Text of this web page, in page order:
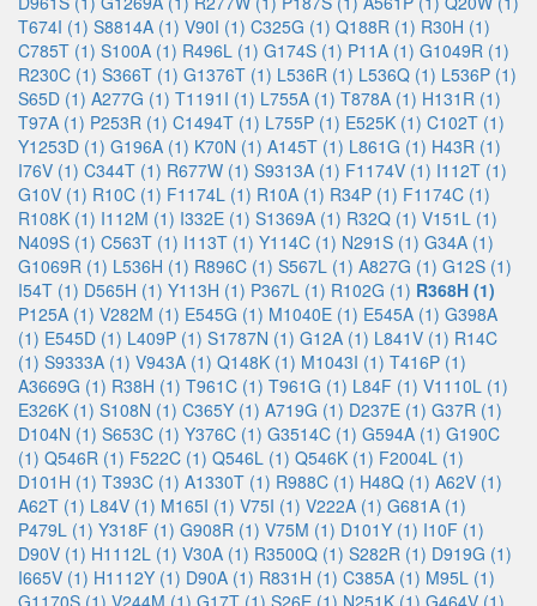
T674I (1) S8814A (1) V90I (1) C325G (1) Q188R (1) R30H (1)
C785T (1) S100A (1) R496L (1) G174S (1) P11A (1) G1049R (1)
R230C (1) S366T (1) G1376T (1) L536R (1) L536Q (1) L536P (1)
S65D (1) A277G (1) T1191I (1) L755A (1) T878A (1) H131R (1)
T97A (1) P253R (1) C1494T (1) L755P (1) E525K (1) C102T (1)
Y1253D (1) G196A (1) K70N (1) A145T (1) L861G (1) H43R (1)
I76V (1) C344T (1) R677W (1) S9313A (1) F1174V (1) I112T (1)
G10V (1) R10C (1) F1174L (1) R10A (1) R34P (1) F1174C (1)
R108K (1) I112M (1) I332E (1) S1369A (1) R32Q (1) V151L (1)
N409S (1) C563T (1) I113T (1) Y114C (1) N291S (1) G34A (1)
G1069R (1) L536H (1) R896C (1) S567L (1) A827G (1) G12S (1)
I54T (1) D565H (1) Y113H (1) P367L (1) R102G (1) R368H (1)
P125A (1) V282M (1) E545G (1) M1040E (1) E545A (1) G398A
(1) E545D (1) L409P (1) S1787N (1) G12A (1) L841V (1) R14C
(1) S9333A (1) V943A (1) Q148K (1) M1043I (1) T416P (1)
A3669G (1) R38H (1) T961C (1) T961G (1) L84F (1) V1110L (1)
E326K (1) S108N (1) C365Y (1) A719G (1) D237E (1) G37R (1)
D104N (1) S653C (1) Y376C (1) G3514C (1) G594A (1) G190C
(1) Q546R (1) F522C (1) Q546L (1) Q546K (1) F2004L (1)
D101H (1) T393C (1) A1330T (1) R988C (1) H48Q (1) A62V (1)
A62T (1) L84V (1) M165I (1) V75I (1) V222A (1) G681A (1)
P479L (1) Y318F (1) G908R (1) V75M (1) D101Y (1) I10F (1)
D90V (1) H1112L (1) V30A (1) R3500Q (1) S282R (1) D919G (1)
I665V (1) H1112Y (1) D90A (1) R831H (1) C385A (1) M95L (1)
G1170S (1) V244M (1) G17T (1) S26E (1) N251K (1) G464V (1)